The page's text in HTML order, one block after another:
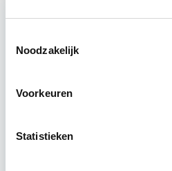
Noodzakelijk
Voorkeuren
Statistieken
Business Case
verbeteren. De